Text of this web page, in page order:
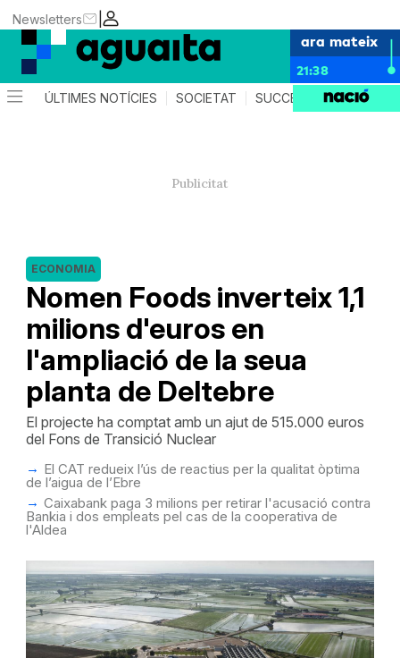
|
Newsletters
ara mateix
21:38
ÚLTIMES NOTÍCIES SOCIETAT SUCCESSOS AGENDA
Nomen Foods inverteix 1,1
milions d'euros en
l'ampliació de la seua
planta de Deltebre
ECONOMIA
El projecte ha comptat amb un ajut de 515.000 euros
del Fons de Transició Nuclear
El CAT redueix l’ús de reactius per la qualitat òptima
de l’aigua de l’Ebre
Caixabank paga 3 milions per retirar l'acusació contra
Bankia i dos empleats pel cas de la cooperativa de
l'Aldea